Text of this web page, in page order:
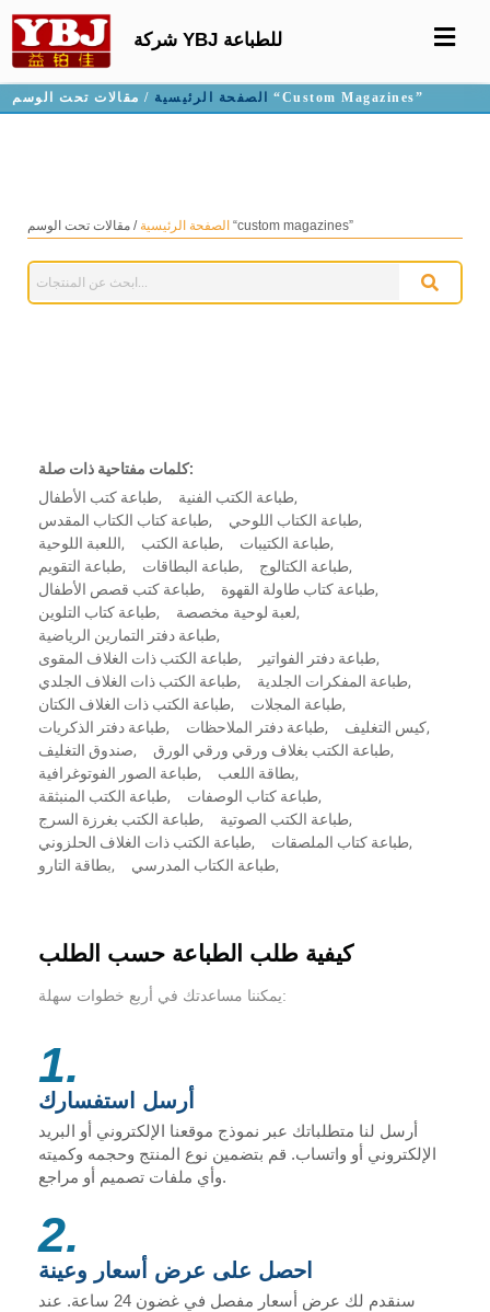
شركة YBJ للطباعة
الصفحة الرئيسية / مقالات تحت الوسم “custom Magazines”
الصفحة الرئيسية / مقالات تحت الوسم “custom magazines”
كلمات مفتاحية ذات صلة:
طباعة كتب الأطفال, طباعة الكتب الفنية,
طباعة كتاب الكتاب المقدس, طباعة الكتاب اللوحي,
اللعبة اللوحية, طباعة الكتب, طباعة الكتيبات,
طباعة التقويم, طباعة البطاقات, طباعة الكتالوج,
طباعة كتب قصص الأطفال, طباعة كتاب طاولة القهوة,
طباعة كتاب التلوين, لعبة لوحية مخصصة,
طباعة دفتر التمارين الرياضية,
طباعة الكتب ذات الغلاف المقوى, طباعة دفتر الفواتير,
طباعة الكتب ذات الغلاف الجلدي, طباعة المفكرات الجلدية,
طباعة الكتب ذات الغلاف الكتان, طباعة المجلات,
طباعة دفتر الذكريات, طباعة دفتر الملاحظات, كيس التغليف,
صندوق التغليف, طباعة الكتب بغلاف ورقي ورقي الورق,
طباعة الصور الفوتوغرافية, بطاقة اللعب,
طباعة الكتب المنبثقة, طباعة كتاب الوصفات,
طباعة الكتب بغرزة السرج, طباعة الكتب الصوتية,
طباعة الكتب ذات الغلاف الحلزوني, طباعة كتاب الملصقات,
بطاقة التارو, طباعة الكتاب المدرسي,
كيفية طلب الطباعة حسب الطلب
يمكننا مساعدتك في أربع خطوات سهلة:
1.
أرسل استفسارك
أرسل لنا متطلباتك عبر نموذج موقعنا الإلكتروني أو البريد
الإلكتروني أو واتساب. قم بتضمين نوع المنتج وحجمه وكميته
وأي ملفات تصميم أو مراجع.
2.
احصل على عرض أسعار وعينة
سنقدم لك عرض أسعار مفصل في غضون 24 ساعة. عند